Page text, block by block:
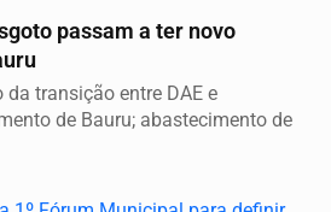
passam a ter novo
transição entre DAE e
de Bauru; abastecimento de